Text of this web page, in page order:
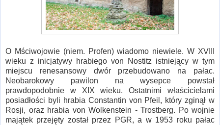
O Mściwojowie (niem. Profen) wiadomo niewiele. W XVIII
wieku z inicjatywy hrabiego von Nostitz istniejący w tym
miejscu renesansowy dwór przebudowano na pałac.
Neobarokowy pawilon na wysepce powstał
prawdopodobnie w XIX wieku. Ostatnimi właścicielami
posiadłości byli hrabia Constantin von Pfeil, który zginął w
Rosji, oraz hrabia von Wolkenstein - Trostberg. Po wojnie
majątek przejęty został przez PGR, a w 1953 roku pałac